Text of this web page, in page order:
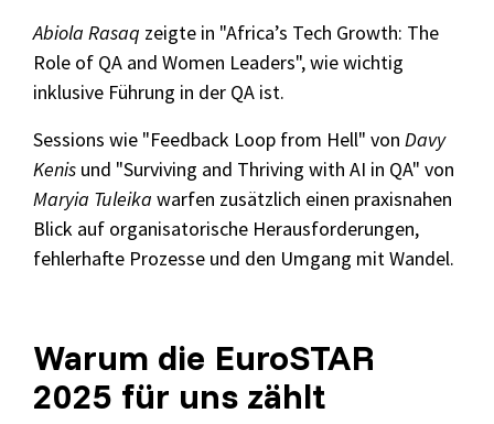
Abiola Rasaq zeigte in "Africa’s Tech Growth: The
Role of QA and Women Leaders", wie wichtig
inklusive Führung in der QA ist.
Sessions wie "Feedback Loop from Hell" von Davy
Kenis und "Surviving and Thriving with AI in QA" von
Maryia Tuleika warfen zusätzlich einen praxisnahen
Blick auf organisatorische Herausforderungen,
fehlerhafte Prozesse und den Umgang mit Wandel.
Warum die EuroSTAR
2025 für uns zählt